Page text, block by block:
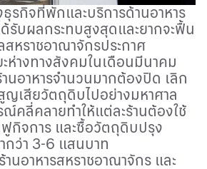
ธุรกิจที่พักและบริการด้านอาหาร
รับผลกระทบสูงสุดและยากจะฟื้น
หราชอาณาจักรประกาศ
ะห่างทางสังคมในเดือนมีนาคม
นอาหารจำนวนมากต้องปิด เลิก
ญเสียวัตถุดิบไปอย่างมหาศาล
คลี่คลายทำให้แต่ละร้านต้องใช้
กิจการ และซื้อวัตถุดิบปรุง
กว่า 3-6 แสนบาท
นอาหารสหราชอาณาจักร และ